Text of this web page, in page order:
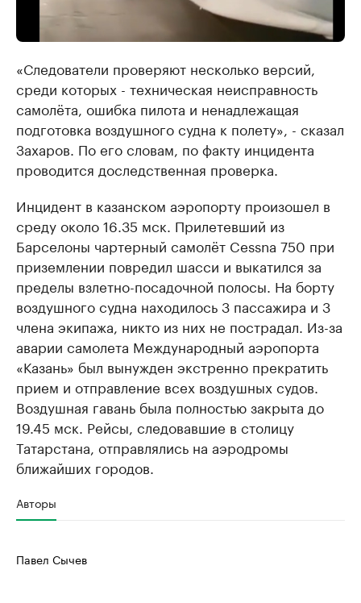
«Следователи проверяют несколько версий,
среди которых - техническая неисправность
самолёта, ошибка пилота и ненадлежащая
подготовка воздушного судна к полету», - сказал
Захаров. По его словам, по факту инцидента
проводится доследственная проверка.
Инцидент в казанском аэропорту произошел в
среду около 16.35 мск. Прилетевший из
Барселоны чартерный самолёт Cessna 750 при
приземлении повредил шасси и выкатился за
пределы взлетно-посадочной полосы. На борту
воздушного судна находилось 3 пассажира и 3
члена экипажа, никто из них не пострадал. Из-за
аварии самолета Международный аэропорта
«Казань» был вынужден экстренно прекратить
прием и отправление всех воздушных судов.
Воздушная гавань была полностью закрыта до
19.45 мск. Рейсы, следовавшие в столицу
Татарстана, отправлялись на аэродромы
ближайших городов.
Авторы
Павел Сычев